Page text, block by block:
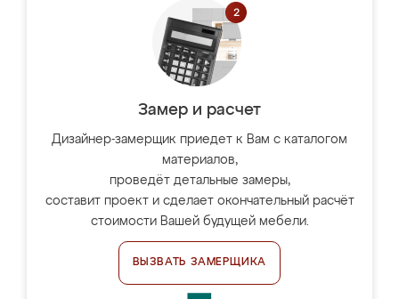
Замер и расчет
Дизайнер-замерщик приедет к Вам с каталогом
материалов,
проведёт детальные замеры,
составит проект и сделает окончательный расчёт
стоимости Вашей будущей мебели.
ВЫЗВАТЬ ЗАМЕРЩИКА